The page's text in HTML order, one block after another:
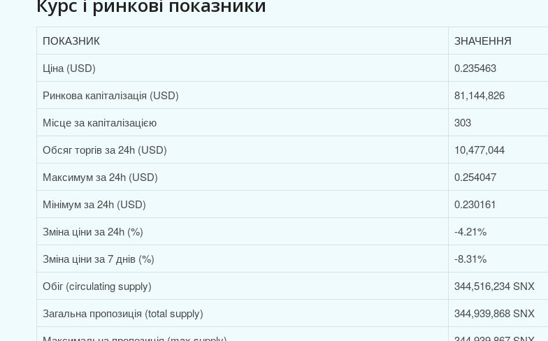
ПОКАЗНИК
ЗНАЧЕННЯ
Ціна (USD)
0.235463
Ринкова капіталізація (USD)
81,144,826
Місце за капіталізацією
303
Обсяг торгів за 24h (USD)
10,477,044
Максимум за 24h (USD)
0.254047
Мінімум за 24h (USD)
0.230161
Зміна ціни за 24h (%)
-4.21%
Зміна ціни за 7 днів (%)
-8.31%
Обіг (circulating supply)
344,516,234 SNX
Загальна пропозиція (total supply)
344,939,868 SNX